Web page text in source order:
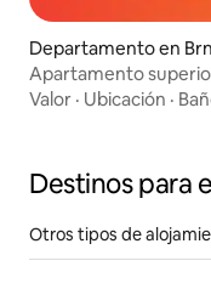
Departamento en
Apartamento
Valor · Ubicación ·
Destinos para
Otros tipos de